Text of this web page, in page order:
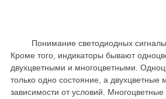
Понимание светодиодных
Кроме того, индикаторы бывают
двухцветными и многоцветными.
только одно состояние, а двухцветные
зависимости от условий.